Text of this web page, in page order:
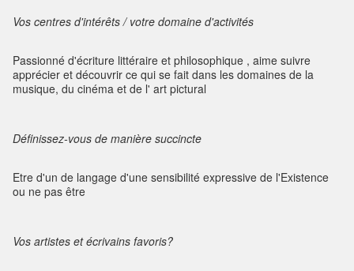
Vos centres d'intérêts / votre domaine d'activités
Passionné d'écriture littéraire et philosophique , aime suivre
apprécier et découvrir ce qui se fait dans les domaines de la
musique, du cinéma et de l' art pictural
Définissez-vous de manière succincte
Etre d'un de langage d'une sensibilité expressive de l'Existence
ou ne pas être
Vos artistes et écrivains favoris?